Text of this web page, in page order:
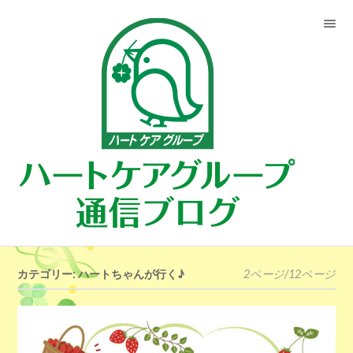
カテゴリー: ハートちゃんが行く♪ 2ページ/12ページ